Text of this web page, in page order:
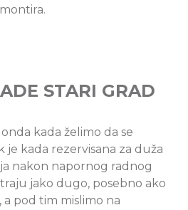
STARI GRAD
kada želimo da se
je kada rezervisana za duža
nakon napornog radnog
jako dugo, posebno ako
a pod tim mislimo na